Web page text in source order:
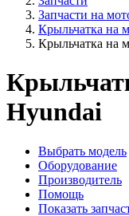
Запчасти на
Крыльчатка на
Крыльчатка на
Hyundai
Выбрать модель
Оборудование
Производитель
Помощь
Показать